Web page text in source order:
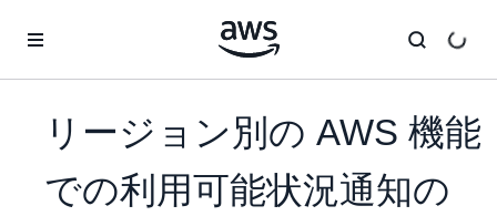
リージョン別の AWS 機能
での利用可能状況通知の